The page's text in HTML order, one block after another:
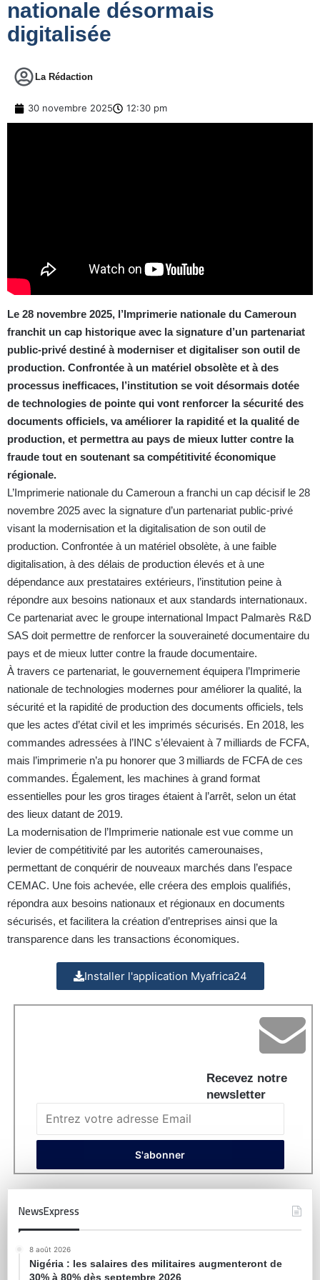
nationale désormais
digitalisée
La Rédaction
30 novembre 2025 12:30 pm
Le 28 novembre 2025, l’Imprimerie nationale du Cameroun
franchit un cap historique avec la signature d’un partenariat
public-privé destiné à moderniser et digitaliser son outil de
production. Confrontée à un matériel obsolète et à des
processus inefficaces, l’institution se voit désormais dotée
de technologies de pointe qui vont renforcer la sécurité des
documents officiels, va améliorer la rapidité et la qualité de
production, et permettra au pays de mieux lutter contre la
fraude tout en soutenant sa compétitivité économique
régionale.
L’Imprimerie nationale du Cameroun a franchi un cap décisif le 28
novembre 2025 avec la signature d’un partenariat public-privé
visant la modernisation et la digitalisation de son outil de
production. Confrontée à un matériel obsolète, à une faible
digitalisation, à des délais de production élevés et à une
dépendance aux prestataires extérieurs, l’institution peine à
répondre aux besoins nationaux et aux standards internationaux.
Ce partenariat avec le groupe international Impact Palmarès R&D
SAS doit permettre de renforcer la souveraineté documentaire du
pays et de mieux lutter contre la fraude documentaire.
À travers ce partenariat, le gouvernement équipera l’Imprimerie
nationale de technologies modernes pour améliorer la qualité, la
sécurité et la rapidité de production des documents officiels, tels
que les actes d’état civil et les imprimés sécurisés. En 2018, les
commandes adressées à l’INC s’élevaient à 7 milliards de FCFA,
mais l’imprimerie n’a pu honorer que 3 milliards de FCFA de ces
commandes. Également, les machines à grand format
essentielles pour les gros tirages étaient à l’arrêt, selon un état
des lieux datant de 2019.
La modernisation de l’Imprimerie nationale est vue comme un
levier de compétitivité par les autorités camerounaises,
permettant de conquérir de nouveaux marchés dans l’espace
CEMAC. Une fois achevée, elle créera des emplois qualifiés,
répondra aux besoins nationaux et régionaux en documents
sécurisés, et facilitera la création d’entreprises ainsi que la
transparence dans les transactions économiques.
Installer l'application Myafrica24
Recevez notre
newsletter
NewsExpress
8 août 2026
Nigéria : les salaires des militaires augmenteront de
30% à 80% dès septembre 2026